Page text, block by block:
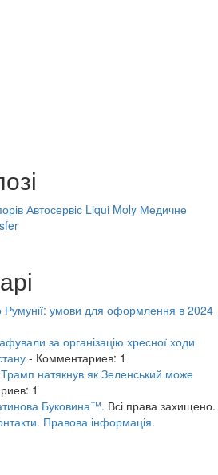
Автосервіс Liqui Moly Медичне
Румунії: умови для оформлення в 2024
за організацію хресної ходи
- Комментариев: 1
натякнув як Зеленський може
1
Буковина™. Всі права захищено.
Правова інформація.